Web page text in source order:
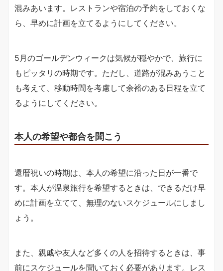
混みあいます。レストランや宿泊の予約をしておくな
ら、早めに計画を立てるようにしてください。
5月のゴールデンウィークは気候が穏やかで、旅行に
もピッタリの時期です。ただし、道路が混みあうこと
も考えて、移動時間を考慮して余裕のある日程を立て
るようにしてください。
本人の希望や都合を聞こう
還暦祝いの時期は、本人の希望に沿った日が一番で
す。本人が温泉旅行を希望するときは、できるだけ早
めに計画を立てて、無理のないスケジュールにしまし
ょう。
また、親戚や友人など多くの人を招待するときは、事
前にスケジュールを聞いておく必要があります。レス